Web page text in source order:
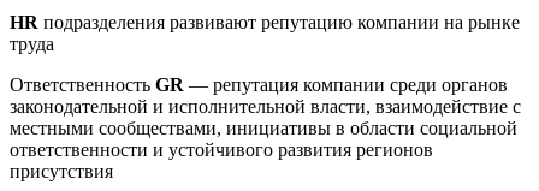
HR подразделения развивают репутацию компании на рынке
труда
Ответственность GR — репутация компании среди органов
законодательной и исполнительной власти, взаимодействие с
местными сообществами, инициативы в области социальной
ответственности и устойчивого развития регионов
присутствия